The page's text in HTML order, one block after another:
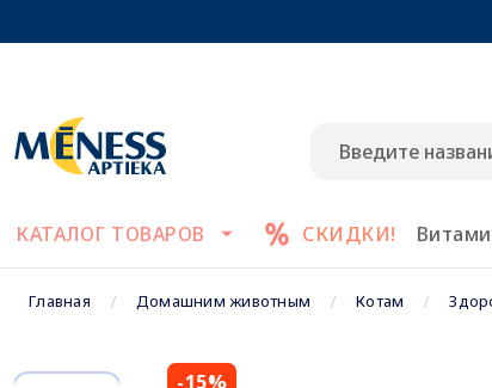
КАТАЛОГ ТОВАРОВ СКИДКИ!
Главная Домашним животным Котам
-15%